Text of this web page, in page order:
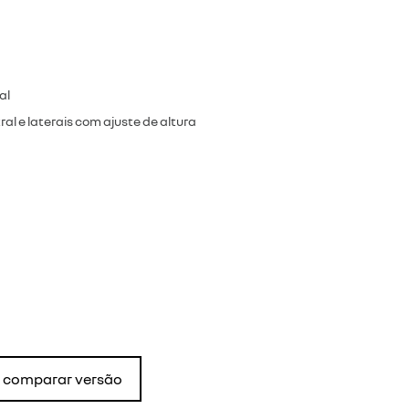
e laterais com ajuste de altura
comparar versão